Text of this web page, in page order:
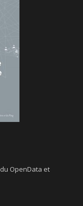
OpenData et